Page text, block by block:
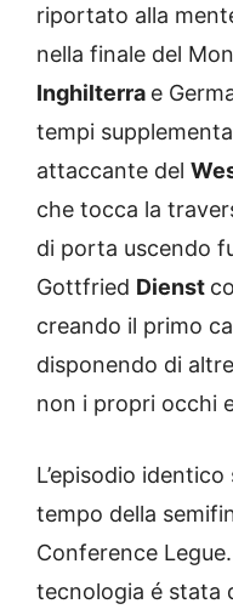
riportato alla
nella finale del
Inghilterra e
tempi
attaccante del
che tocca la
di porta uscendo
Gottfried Dienst
creando il primo
disponendo di
non i propri occhi
L’episodio
tempo della
Conference
tecnologia é stata